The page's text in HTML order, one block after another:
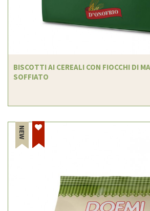
BISCOTTI AI CEREALI CON FIOCCHI DI
SOFFIATO
NEW